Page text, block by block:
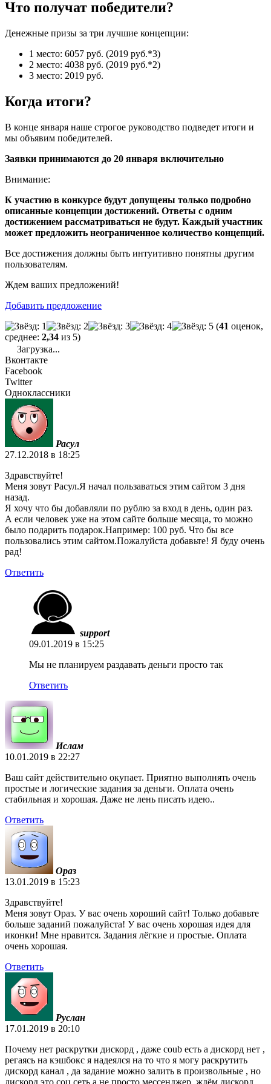
Что получат победители?
Денежные призы за три лучшие концепции:
1 место: 6057 руб. (2019 руб.*3)
2 место: 4038 руб. (2019 руб.*2)
3 место: 2019 руб.
Когда итоги?
В конце января наше строгое руководство подведет итоги и
мы объявим победителей.
Заявки принимаются до 20 января включительно
Внимание:
К участию в конкурсе будут допущены только подробно
описанные концепции достижений. Ответы с одним
достижением рассматриваться не будут. Каждый участник
может предложить неограниченное количество концепций.
Все достижения должны быть интуитивно понятны другим
пользователям.
Ждем ваших предложений!
Добавить предложение
(41 оценок,
среднее: 2,34 из 5)
Загрузка...
Вконтакте
Facebook
Twitter
Одноклассники
Расул
27.12.2018 в 18:25
Здравствуйте!
Меня зовут Расул.Я начал пользаваться этим сайтом 3 дня
назад.
Я хочу что бы добавляли по рублю за вход в день, один раз.
А если человек уже на этом сайте больше месяца, то можно
было подарить подарок.Например: 100 руб. Что бы все
пользовались этим сайтом.Пожалуйста добавьте! Я буду очень
рад!
Ответить
support
09.01.2019 в 15:25
Мы не планируем раздавать деньги просто так
Ответить
Ислам
10.01.2019 в 22:27
Ваш сайт действительно окупает. Приятно выполнять очень
простые и логические задания за деньги. Оплата очень
стабильная и хорошая. Даже не лень писать идею..
Ответить
Ораз
13.01.2019 в 15:23
Здравствуйте!
Меня зовут Ораз. У вас очень хороший сайт! Только добавьте
больше заданий пожалуйста! У вас очень хорошая идея для
иконки! Мне нравится. Задания лёгкие и простые. Оплата
очень хорошая.
Ответить
Руслан
17.01.2019 в 20:10
Почему нет раскрутки дискорд , даже coub есть а дискорд нет ,
регаясь на кэшбокс я надеялся на то что я могу раскрутить
дискорд канал , да задание можно залить в произвольные , но
дискорд это соц сеть а не просто мессенджер ,ждём дискорд